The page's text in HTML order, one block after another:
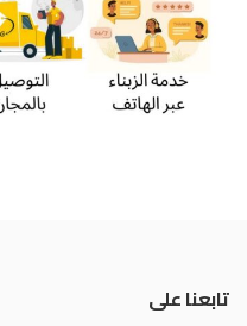
تابعنا على